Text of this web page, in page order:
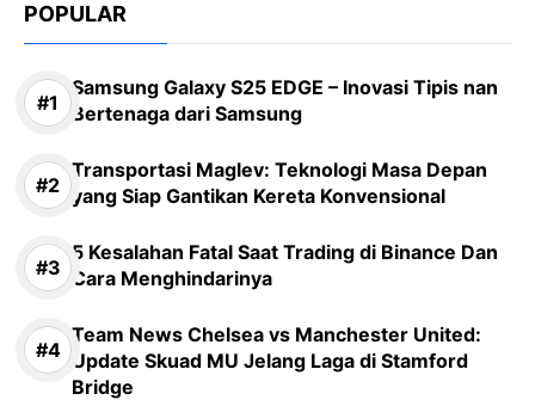
POPULAR
Samsung Galaxy S25 EDGE – Inovasi Tipis nan
Bertenaga dari Samsung
Transportasi Maglev: Teknologi Masa Depan
yang Siap Gantikan Kereta Konvensional
5 Kesalahan Fatal Saat Trading di Binance Dan
Cara Menghindarinya
Team News Chelsea vs Manchester United:
Update Skuad MU Jelang Laga di Stamford
Bridge